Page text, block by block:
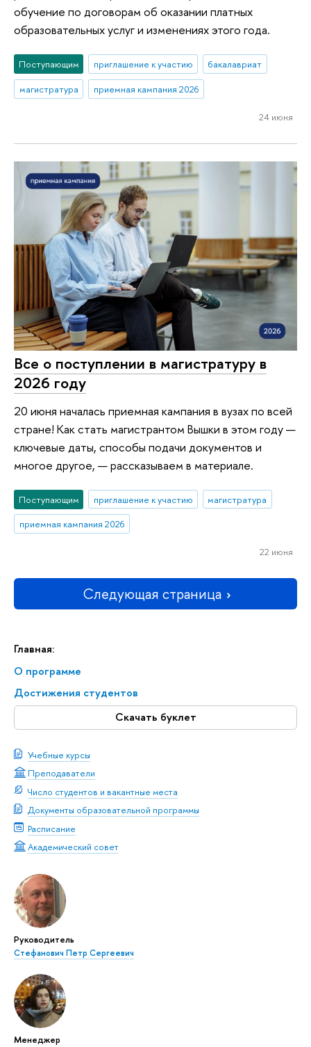
Главная:
О программе
Достижения студентов
Скачать буклет
Учебные курсы
Преподаватели
Число студентов и вакантные места
Документы образовательной программы
Расписание
Академический совет
Руководитель
Стефанович Петр Сергеевич
Менеджер
обучение по договорам об оказании платных
образовательных услуг и изменениях этого года.
Поступающим приглашение к участию
бакалавриат
магистратура
приемная кампания 2026
24 июня
Все о поступлении в магистратуру в
2026 году
20 июня началась приемная кампания в вузах по всей
стране! Как стать магистрантом Вышки в этом году —
ключевые даты, способы подачи документов и
многое другое, — рассказываем в материале.
Поступающим приглашение к участию
магистратура
приемная кампания 2026
22 июня
Следующая страница